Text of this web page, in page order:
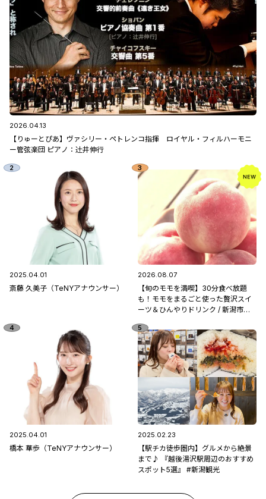
2026.04.13
【りゅーとぴあ】ヴァシリー・ペトレンコ指揮 ロイヤル・フィルハーモニ
ー管弦楽団 ピアノ：辻󠄀井伸行
2025.04.01
斎藤 久美子（TeNYアナウンサー）
2026.08.07
【旬のモモを満喫】30分食べ放題
も！モモをまるごと使った贅沢スイ
ーツ＆ひんやりドリンク / 新潟市南
2025.04.01
橋本 華歩（TeNYアナウンサー）
2025.02.23
【駅チカ徒歩圏内】グルメから絶景
まで♪ 『越後湯沢駅周辺のおすすめ
スポット5選』 #新潟観光